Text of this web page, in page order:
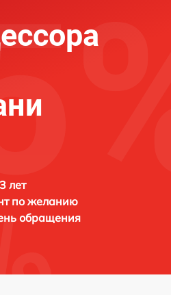
лет
по желанию
обращения